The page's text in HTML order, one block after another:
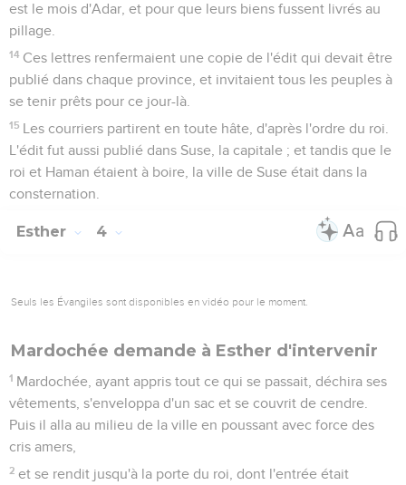
est le mois d'Adar, et pour que leurs biens fussent livrés au
pillage.
14 Ces lettres renfermaient une copie de l'édit qui devait être
publié dans chaque province, et invitaient tous les peuples à
se tenir prêts pour ce jour-là.
15 Les courriers partirent en toute hâte, d'après l'ordre du roi.
L'édit fut aussi publié dans Suse, la capitale ; et tandis que le
roi et Haman étaient à boire, la ville de Suse était dans la
consternation.
Esther 4
Seuls les Évangiles sont disponibles en vidéo pour le moment.
Mardochée demande à Esther d'intervenir
1 Mardochée, ayant appris tout ce qui se passait, déchira ses
vêtements, s'enveloppa d'un sac et se couvrit de cendre.
Puis il alla au milieu de la ville en poussant avec force des
cris amers,
2 et se rendit jusqu'à la porte du roi, dont l'entrée était